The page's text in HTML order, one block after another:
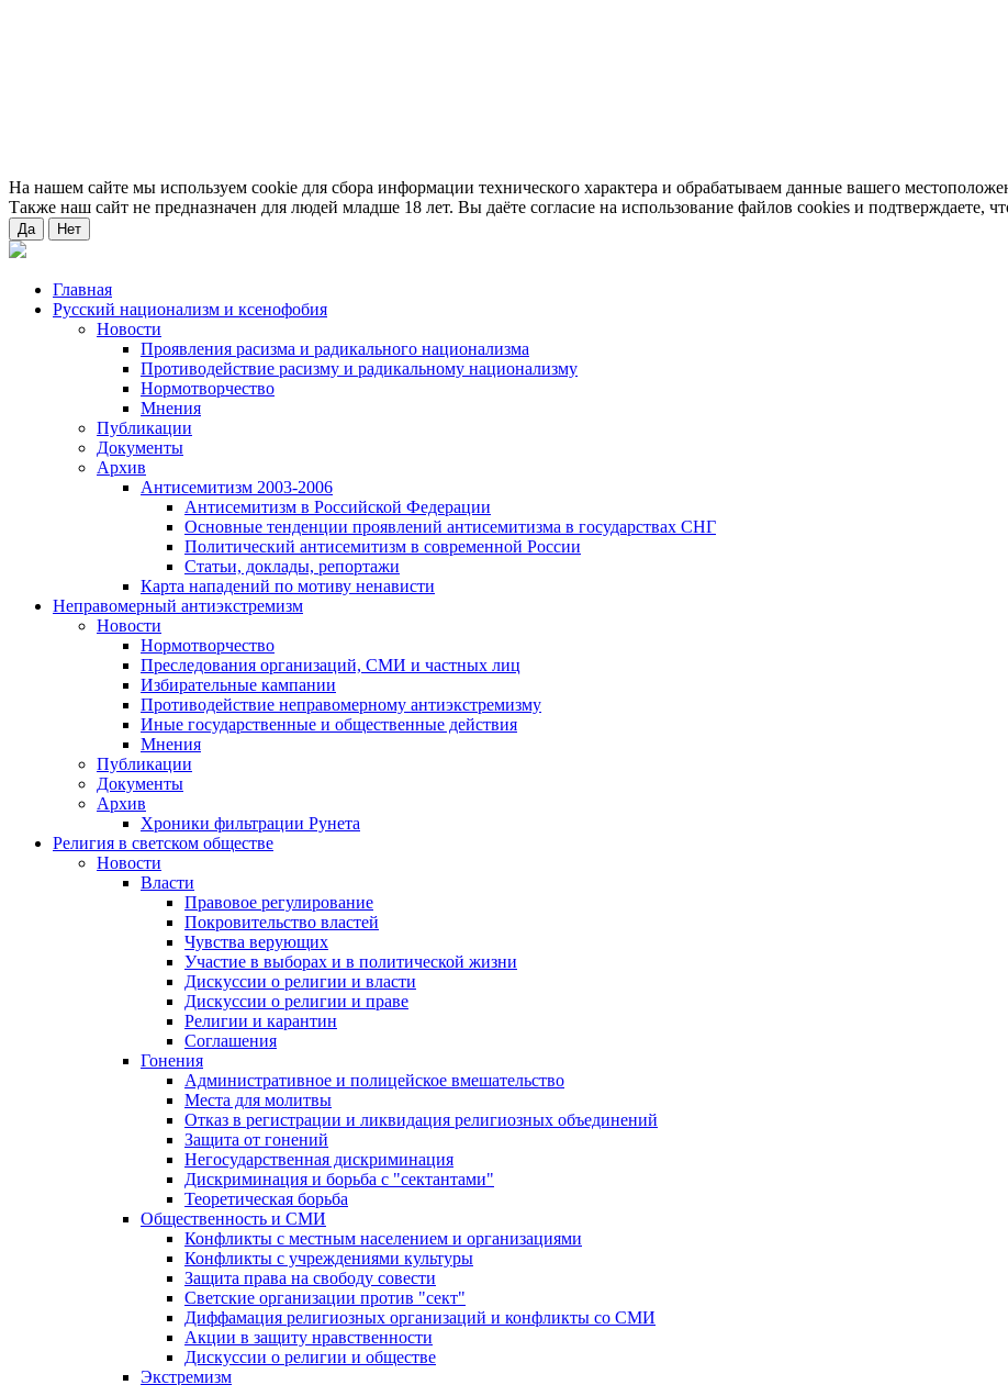
На нашем сайте мы используем cookie для сбора информации технического характера и обрабатываем данные вашего
Также наш сайт не предназначен для людей младше 18 лет. Вы даёте согласие на использование файлов cookies и подтверждаете,
Да Нет
Главная
Русский национализм и ксенофобия
Новости
Проявления расизма и радикального национализма
Противодействие расизму и радикальному национализму
Нормотворчество
Мнения
Публикации
Документы
Архив
Антисемитизм 2003-2006
Антисемитизм в Российской Федерации
Основные тенденции проявлений антисемитизма в государствах СНГ
Политический антисемитизм в современной России
Статьи, доклады, репортажи
Карта нападений по мотиву ненависти
Неправомерный антиэкстремизм
Новости
Нормотворчество
Преследования организаций, СМИ и частных лиц
Избирательные кампании
Противодействие неправомерному антиэкстремизму
Иные государственные и общественные действия
Мнения
Публикации
Документы
Архив
Хроники фильтрации Рунета
Религия в светском обществе
Новости
Власти
Правовое регулирование
Покровительство властей
Чувства верующих
Участие в выборах и в политической жизни
Дискуссии о религии и власти
Дискуссии о религии и праве
Религии и карантин
Соглашения
Гонения
Административное и полицейское вмешательство
Места для молитвы
Отказ в регистрации и ликвидация религиозных объединений
Защита от гонений
Негосударственная дискриминация
Дискриминация и борьба с "сектантами"
Теоретическая борьба
Общественность и СМИ
Конфликты с местным населением и организациями
Конфликты с учреждениями культуры
Защита права на свободу совести
Светские организации против "сект"
Диффамация религиозных организаций и конфликты со СМИ
Акции в защиту нравственности
Дискуссии о религии и обществе
Экстремизм